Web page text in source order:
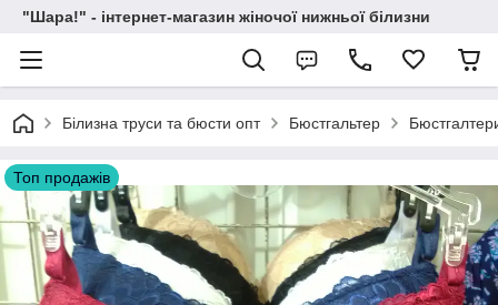
"Шара!" - інтернет-магазин жіночої нижньої білизни
Білизна труси та бюсти опт Бюстгальтер
Топ продажів